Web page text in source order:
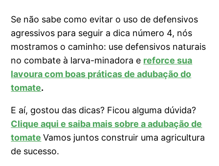
Se não sabe como evitar o uso de defensivos
agressivos para seguir a dica número 4, nós
mostramos o caminho: use defensivos naturais
no combate à larva-minadora e reforce sua
lavoura com boas práticas de adubação do
tomate.
E aí, gostou das dicas? Ficou alguma dúvida?
Clique aqui e saiba mais sobre a adubação de
tomate Vamos juntos construir uma agricultura
de sucesso.